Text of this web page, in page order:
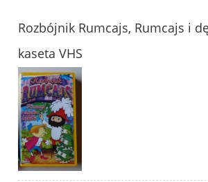
Rozbójnik Rumcajs, Rumcajs i
kaseta VHS